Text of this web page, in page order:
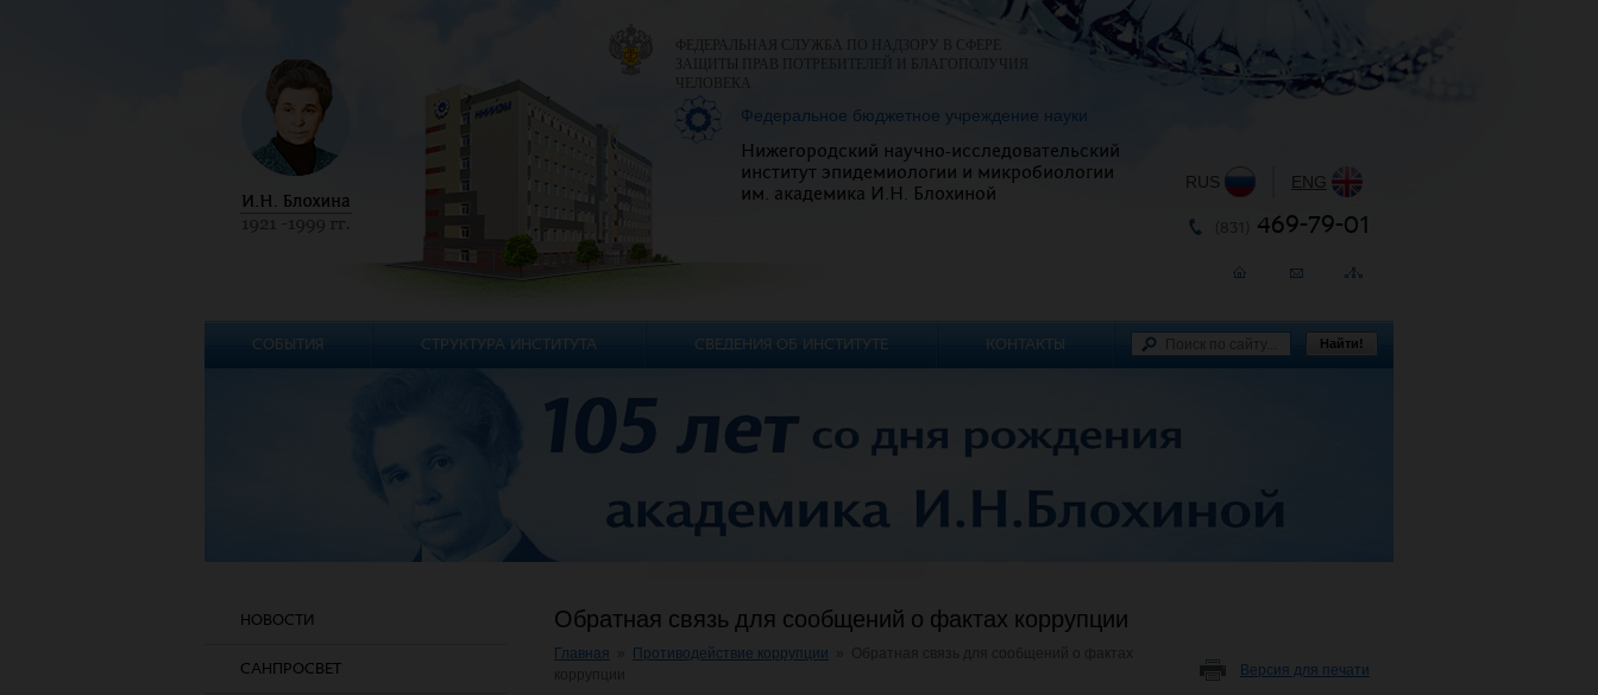
НОВОСТИ
САНПРОСВЕТ
Обратная связь для сообщений о фактах коррупции
Главная Противодействие коррупции
Версия для печати
ФЕДЕРАЛЬНАЯ СЛУЖБА ПО НАДЗОРУ В СФЕРЕ
ЗАЩИТЫ ПРАВ ПОТРЕБИТЕЛЕЙ И БЛАГОПОЛУЧИЯ
ЧЕЛОВЕКА
Федеральное бюджетное учреждение науки
Нижегородский научно-исследовательский
институт эпидемиологии и микробиологии
им. академика И.Н. Блохиной
RUS ENG
469-79-01
СОБЫТИЯ СТРУКТУРА ИНСТИТУТА СВЕДЕНИЯ ОБ ИНСТИТУТЕ КОНТАКТЫ Найти!